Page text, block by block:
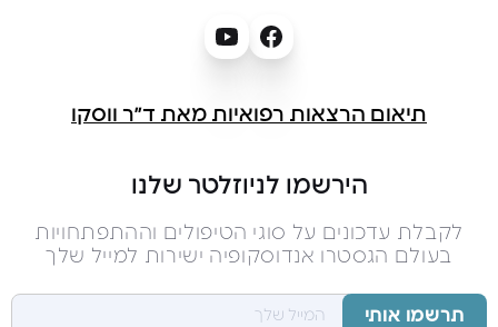
תיאום הרצאות רפואיות מאת ד״ר ווסקו
הירשמו לניוזלטר שלנו
לקבלת עדכונים על סוגי הטיפולים וההתפתחויות
בעולם הגסטרו אנדוסקופיה ישירות למייל שלך